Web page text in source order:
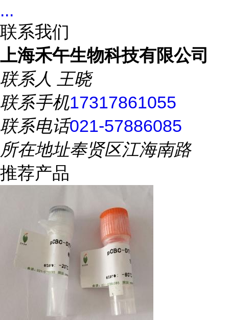
...
联系我们
上海禾午生物科技有限公司
联系人 王晓
联系手机17317861055
联系电话021-57886085
所在地址奉贤区江海南路
推荐产品